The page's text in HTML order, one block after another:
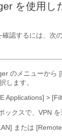
を使用
認するには、次
のメニューから
します。
Applications] >
ックスで、VPN を
または